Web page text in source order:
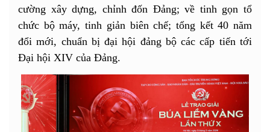
cường xây dựng, chỉnh đốn Đảng; về tinh gọn tổ
chức bộ máy, tinh giản biên chế; tổng kết 40 năm
đổi mới, chuẩn bị đại hội đảng bộ các cấp tiến tới
Đại hội XIV của Đảng.